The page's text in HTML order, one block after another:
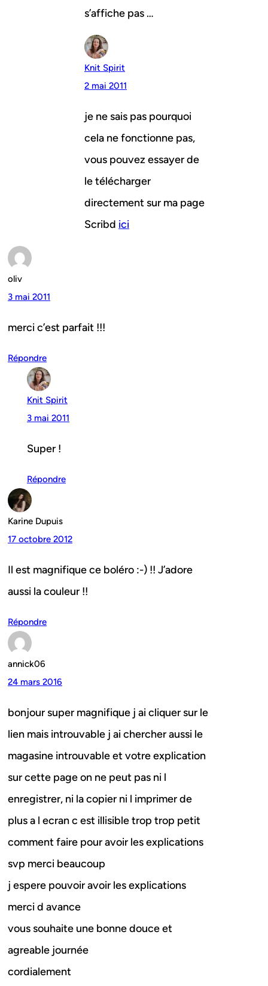
s’affiche pas …
Knit Spirit
2 mai 2011
je ne sais pas pourquoi
cela ne fonctionne pas,
vous pouvez essayer de
le télécharger
directement sur ma page
Scribd ici
oliv
3 mai 2011
merci c’est parfait !!!
Répondre
Knit Spirit
3 mai 2011
Super !
Répondre
Karine Dupuis
17 octobre 2012
Il est magnifique ce boléro :-) !! J’adore
aussi la couleur !!
Répondre
annick06
24 mars 2016
bonjour super magnifique j ai cliquer sur le
lien mais introuvable j ai chercher aussi le
magasine introuvable et votre explication
sur cette page on ne peut pas ni l
enregistrer, ni la copier ni l imprimer de
plus a l ecran c est illisible trop trop petit
comment faire pour avoir les explications
svp merci beaucoup
j espere pouvoir avoir les explications
merci d avance
vous souhaite une bonne douce et
agreable journée
cordialement